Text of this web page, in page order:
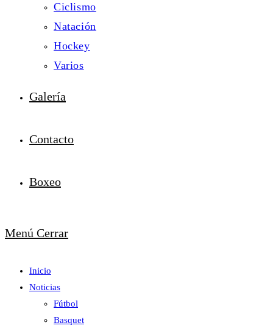
Ciclismo
Natación
Hockey
Varios
Galería
Contacto
Boxeo
Menú Cerrar
Inicio
Noticias
Fútbol
Basquet